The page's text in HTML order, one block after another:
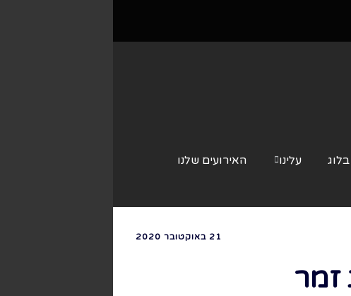
בלוג עלינו האירועים שלנו
21 באוקטובר 2020